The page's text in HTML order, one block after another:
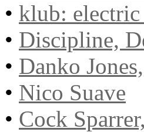
• klub:
• Discipline,
• Danko
• Nico Suave
• Cock